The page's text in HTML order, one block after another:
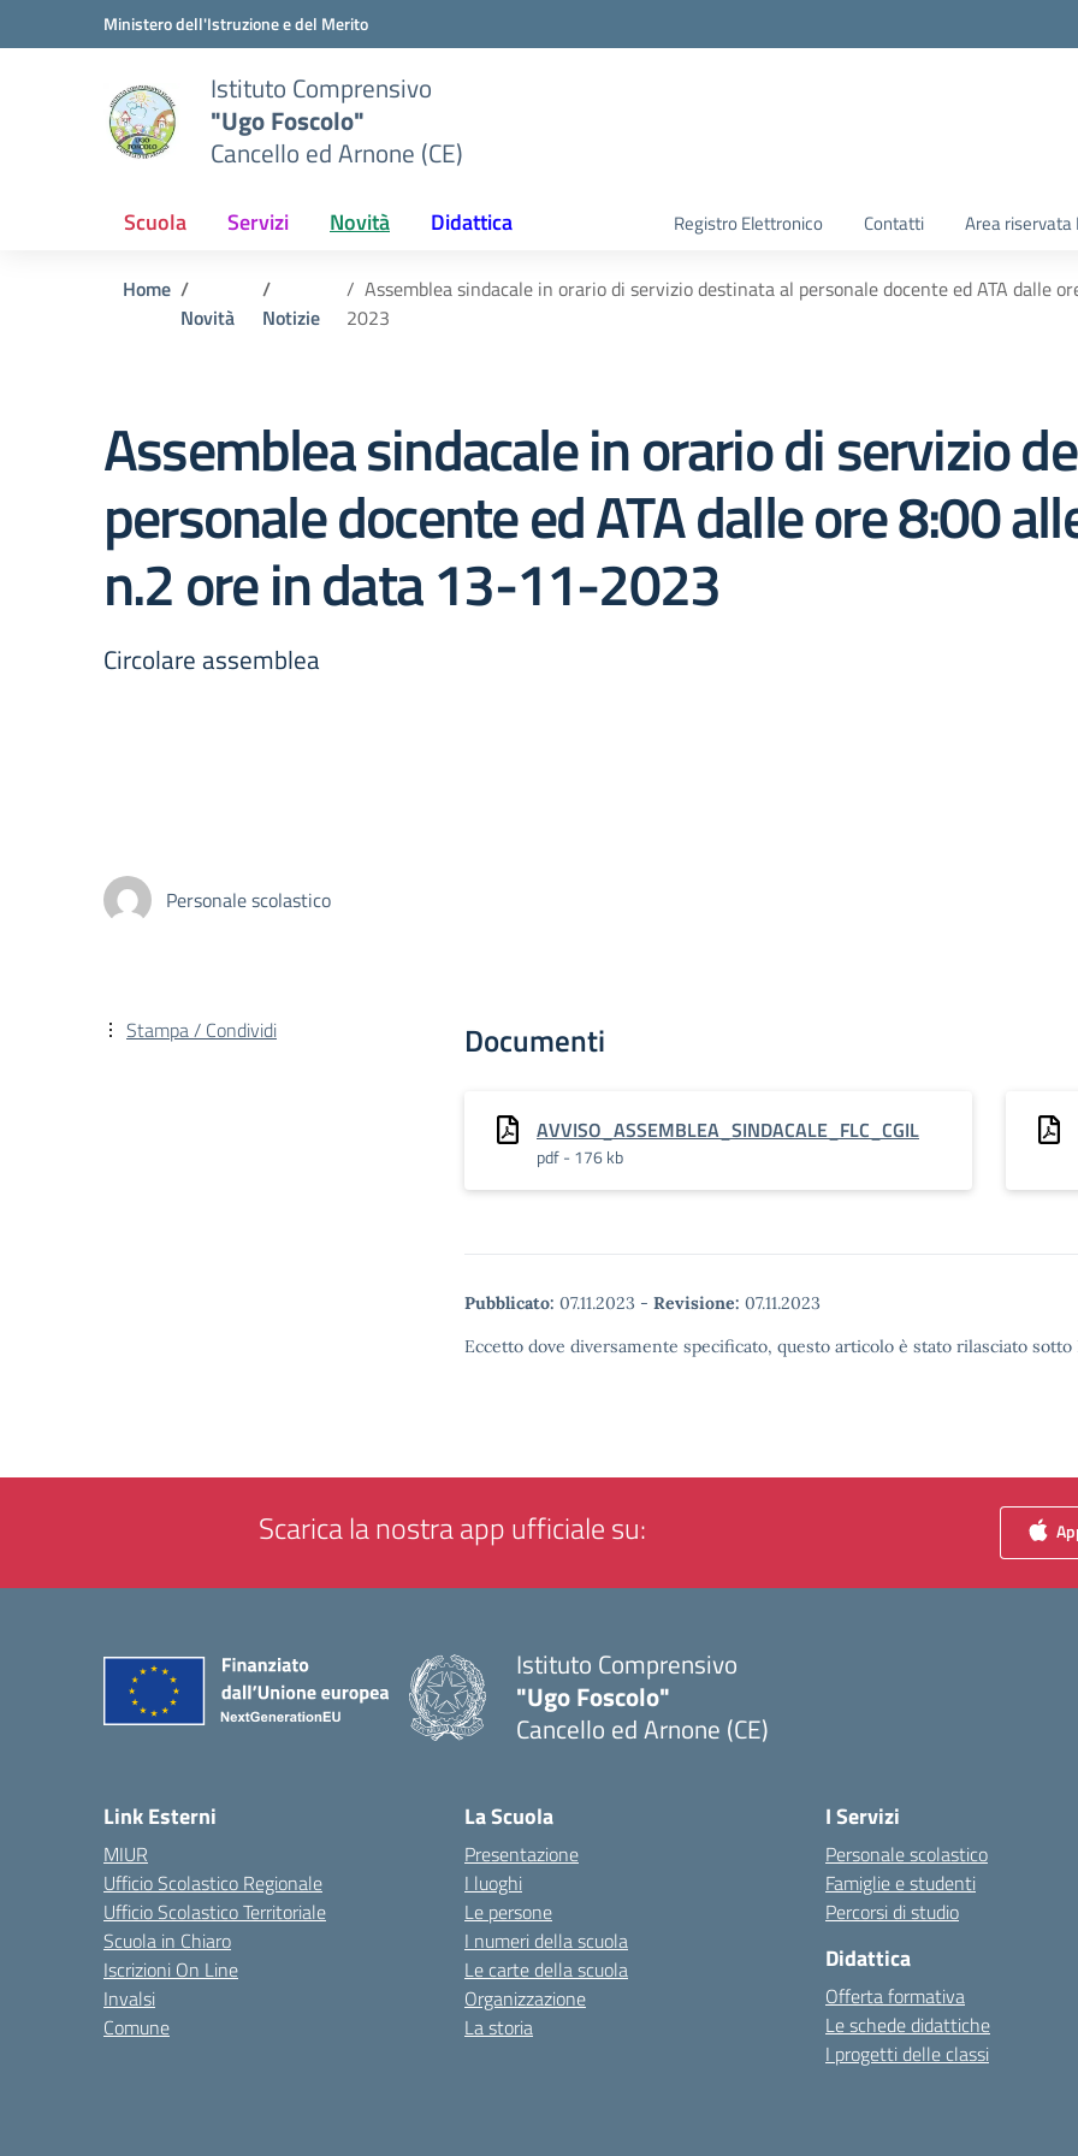
Vai ai contenuti
Vai al menu di navigazioneMinistero dell'Istruzione e del Merito
Istituto Comprensivo
"Ugo Foscolo"
Cancello ed Arnone (CE)
Scuola Servizi Novità Didattica Registro Elettronico Contatti Area riservata
Home
Novità
Notizie
Assemblea sindacale in orario di servizio destinata al personale docente ed ATA dalle
2023
Assemblea sindacale in orario di servizio
personale docente ed ATA dalle ore 8:00
n.2 ore in data 13-11-2023
Circolare assemblea
Personale scolastico
Documenti
AVVISO_ASSEMBLEA_SINDACALE_FLC_CGIL
pdf - 176 kb
Pubblicato: 07.11.2023 - Revisione: 07.11.2023
Eccetto dove diversamente specificato, questo articolo è stato rilasciato
Stampa / Condividi
Scarica la nostra app ufficiale su:
Istituto Comprensivo
"Ugo Foscolo"
Cancello ed Arnone (CE)
Link Esterni
MIUR
Ufficio Scolastico Regionale
Ufficio Scolastico Territoriale
Scuola in Chiaro
Iscrizioni On Line
Invalsi
Comune
La Scuola
Presentazione
I luoghi
Le persone
I numeri della scuola
Le carte della scuola
Organizzazione
La storia
I Servizi
Personale scolastico
Famiglie e studenti
Percorsi di studio
Didattica
Offerta formativa
Le schede didattiche
I progetti delle classi